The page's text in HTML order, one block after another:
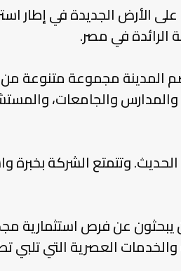
الأرض الجديدة في إطار
الرائدة في مصر.
المدينة مجموعة متنوعة
والمدارس والجامعات،
وتتمتع الشركة
يبحثون عن فرص استثمارية
العصرية التي تلبي